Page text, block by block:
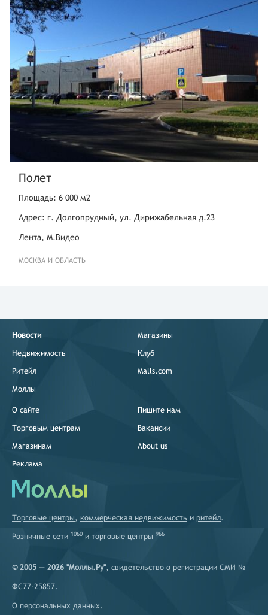
Полет
Площадь: 6 000 м2
Адрес: г. Долгопрудный, ул. Дирижабельная д.23
Лента, М.Видео
МОСКВА И ОБЛАСТЬ
Новости
Недвижимость
Ритейл
Моллы
Магазины
Клуб
Malls.com
О сайте
Торговым центрам
Магазинам
Реклама
Пишите нам
Вакансии
About us
Торговые центры, коммерческая недвижимость и ритейл.
Розничные сети 1060 и торговые центры 966
© 2005 — 2026 "Моллы.Ру", свидетельство о регистрации СМИ №
ФС77-25857.
О персональных данных.